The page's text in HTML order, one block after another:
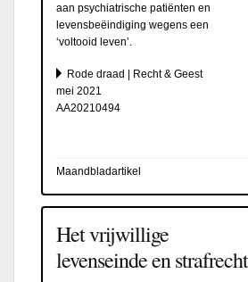
aan psychiatrische patiënten en
levensbeëindiging wegens een
‘voltooid leven’.
Rode draad | Recht & Geest
mei 2021
AA20210494
Maandbladartikel
Het vrijwillige
levenseinde en strafrecht